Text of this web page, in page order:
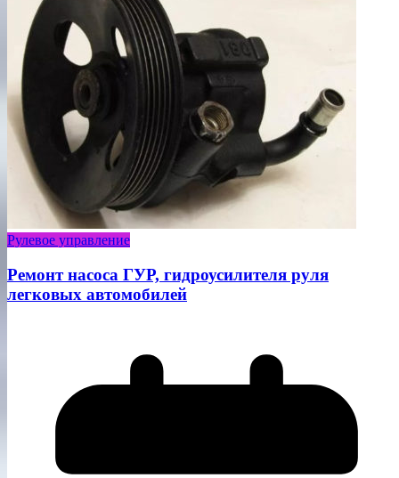
Рулевое управление
Ремонт насоса ГУР, гидроусилителя руля
легковых автомобилей